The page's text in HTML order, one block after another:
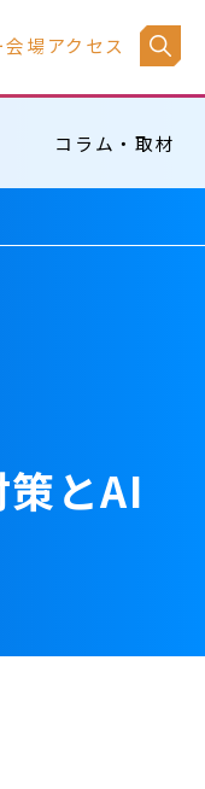
場アクセス
コラム・取材
とAI